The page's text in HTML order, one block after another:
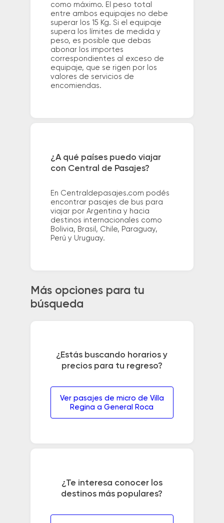
como máximo. El peso total
entre ambos equipajes no debe
superar los 15 Kg. Si el equipaje
supera los límites de medida y
peso, es posible que debas
abonar los importes
correspondientes al exceso de
equipaje, que se rigen por los
valores de servicios de
encomiendas.
¿A qué países puedo viajar
con Central de Pasajes?
En Centraldepasajes.com podés
encontrar pasajes de bus para
viajar por Argentina y hacia
destinos internacionales como
Bolivia, Brasil, Chile, Paraguay,
Perú y Uruguay.
Más opciones para tu
búsqueda
¿Estás buscando horarios y
precios para tu regreso?
Ver pasajes de micro de Villa
Regina a General Roca
¿Te interesa conocer los
destinos más populares?